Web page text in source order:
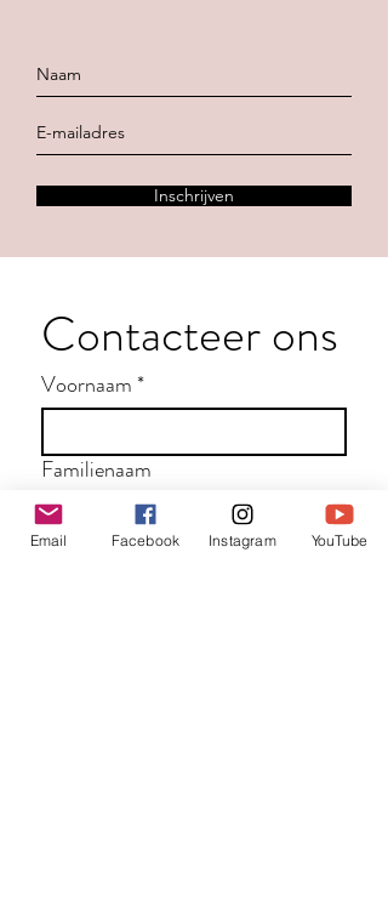
Inschrijven
Contacteer ons
Voornaam*
Familienaam
E-mail *
Email Facebook Instagram YouTube